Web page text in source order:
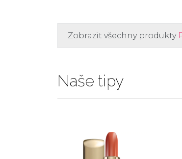
Zobrazit všechny produkty
Naše tipy